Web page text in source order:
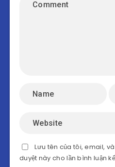
Lưu tên của tôi, email,
duyệt này cho lần bình luận